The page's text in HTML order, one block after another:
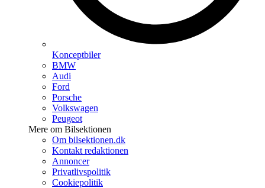
Konceptbiler
BMW
Audi
Ford
Porsche
Volkswagen
Peugeot
Mere om Bilsektionen
Om bilsektionen.dk
Kontakt redaktionen
Annoncer
Privatlivspolitik
Cookiepolitik